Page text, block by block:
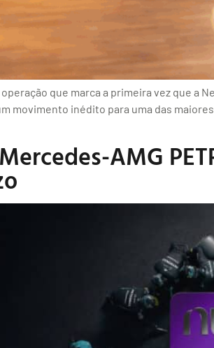
que marca a primeira vez que a
movimento inédito para uma das
AMG